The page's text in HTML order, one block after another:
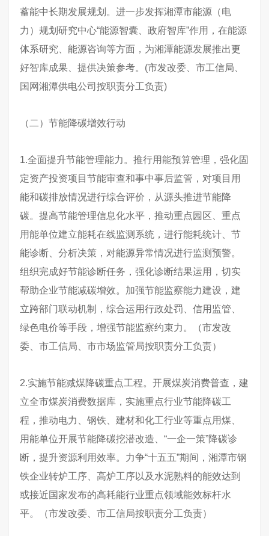
蓄能中长期发展规划。进一步发挥湘潭市能源（电
力）规划研究中心“能源智囊、政府智库”作用，在能源
体系研究、能源咨询等方面，为湘潭能源发展推出更
好智库成果、提供决策参考。(市发改委、市工信局、
国网湘潭供电公司按职责分工负责)
（二）节能降碳增效行动
1.全面提升节能管理能力。推行用能预算管理，强化固
定资产投资项目节能审查和事中事后监管，对项目用
能和碳排放情况进行综合评价，从源头推进节能降
碳。提高节能管理信息化水平，推动重点园区、重点
用能单位建立能耗在线监测系统，进行能耗统计、节
能诊断、分析决策，对能源异常情况进行监测预警。
组织完成好节能诊断任务，强化诊断结果运用，切实
帮助企业节能减碳增效。加强节能监察能力建设，建
立跨部门联动机制，综合运用行政处罚、信用监管、
绿色电价等手段，增强节能监察约束力。（市发改
委、市工信局、市市场监管局按职责分工负责）
2.实施节能减煤降碳重点工程。开展煤炭消费普查，建
立全市煤炭消费数据库，实施重点行业节能降碳工
程，推动电力、钢铁、建材和化工行业等重点用煤、
用能单位开展节能降碳挖潜改造、“一企一策”降碳诊
断，提升资源利用效率。力争“十五五”期间，湘潭市钢
铁企业转炉工序、高炉工序以及水泥熟料的能效达到
或接近国家发布的高耗能行业重点领域能效标杆水
平。（市发改委、市工信局按职责分工负责）